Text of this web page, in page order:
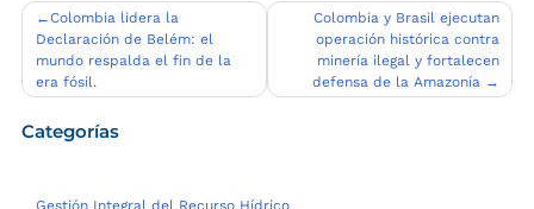
Navegación
de
entradas
Colombia lidera la
Declaración de Belém: el
mundo respalda el fin de la
era fósil.
Colombia y Brasil ejecutan
operación histórica contra
minería ilegal y fortalecen
defensa de la Amazonía
Categorías